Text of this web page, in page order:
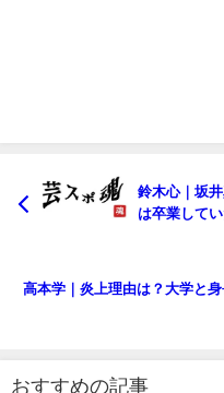
鈴木心｜坂
は卒業してい
高本学｜炎上理由は？大学と
おすすめの記事